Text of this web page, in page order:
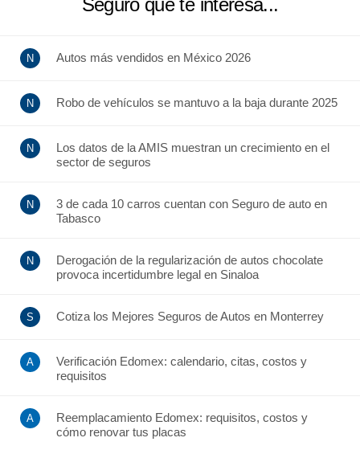
Seguro que te interesa...
Autos más vendidos en México 2026
Robo de vehículos se mantuvo a la baja durante 2025
Los datos de la AMIS muestran un crecimiento en el
sector de seguros
3 de cada 10 carros cuentan con Seguro de auto en
Tabasco
Derogación de la regularización de autos chocolate
provoca incertidumbre legal en Sinaloa
Cotiza los Mejores Seguros de Autos en Monterrey
Verificación Edomex: calendario, citas, costos y
requisitos
Reemplacamiento Edomex: requisitos, costos y
cómo renovar tus placas